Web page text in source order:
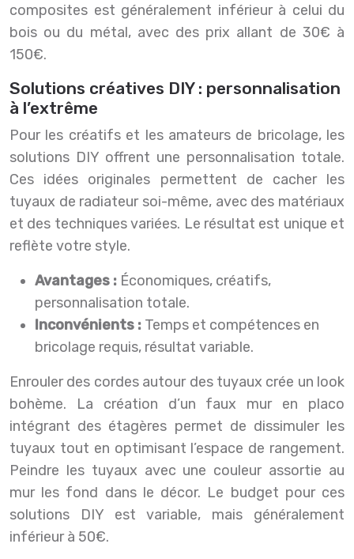
composites est généralement inférieur à celui du
bois ou du métal, avec des prix allant de 30€ à
150€.
Solutions créatives DIY : personnalisation
à l’extrême
Pour les créatifs et les amateurs de bricolage, les
solutions DIY offrent une personnalisation totale.
Ces idées originales permettent de cacher les
tuyaux de radiateur soi-même, avec des matériaux
et des techniques variées. Le résultat est unique et
reflète votre style.
Avantages : Économiques, créatifs,
personnalisation totale.
Inconvénients : Temps et compétences en
bricolage requis, résultat variable.
Enrouler des cordes autour des tuyaux crée un look
bohème. La création d’un faux mur en placo
intégrant des étagères permet de dissimuler les
tuyaux tout en optimisant l’espace de rangement.
Peindre les tuyaux avec une couleur assortie au
mur les fond dans le décor. Le budget pour ces
solutions DIY est variable, mais généralement
inférieur à 50€.